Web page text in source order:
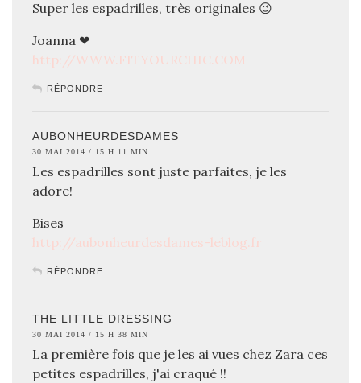
Super les espadrilles, très originales 😉
Joanna ❤
http://WWW.FITYOURCHIC.COM
RÉPONDRE
AUBONHEURDESDAMES
30 MAI 2014 / 15 H 11 MIN
Les espadrilles sont juste parfaites, je les
adore!
Bises
http://aubonheurdesdames-leblog.fr
RÉPONDRE
THE LITTLE DRESSING
30 MAI 2014 / 15 H 38 MIN
La première fois que je les ai vues chez Zara ces
petites espadrilles, j'ai craqué !!